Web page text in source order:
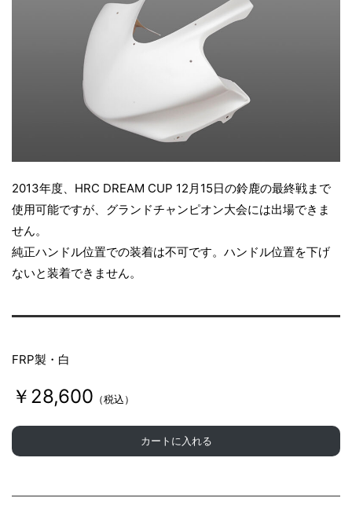
2013年度、HRC DREAM CUP 12月15日の鈴鹿の最終戦まで
使用可能ですが、グランドチャンピオン大会には出場できま
せん。
純正ハンドル位置での装着は不可です。ハンドル位置を下げ
ないと装着できません。
FRP製・白
￥28,600 （税込）
カートに入れる